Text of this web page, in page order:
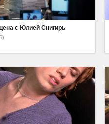
с Юлией Снигирь